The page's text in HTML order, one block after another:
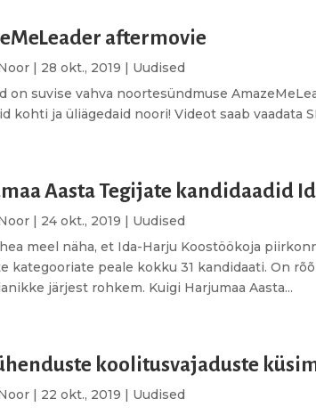
aftermovie
| 28 okt., 2019 | Uudised
on suvise vahva noortesündmuse
kohti ja üliägedaid noori! Videot saab vaadata
Aasta Tegijate kandidaadid
| 24 okt., 2019 | Uudised
meel näha, et Ida-Harju Koostöökoja
kategooriate peale kokku 31 kandidaati. On
järjest rohkem. Kuigi Harjumaa Aasta...
koolitusvajaduste
| 22 okt., 2019 | Uudised